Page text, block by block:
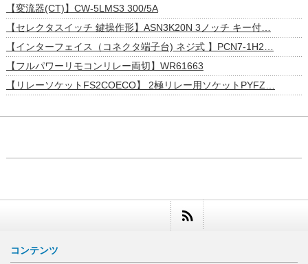
【変流器(CT)】CW-5LMS3 300/5A
【セレクタスイッチ 鍵操作形】ASN3K20N 3ノッチ キー付…
【インターフェイス（コネクタ端子台) ネジ式 】PCN7-1H2…
【フルパワーリモコンリレー両切】WR61663
【リレーソケットFS2COECO】 2極リレー用ソケットPYFZ…
コンテンツ